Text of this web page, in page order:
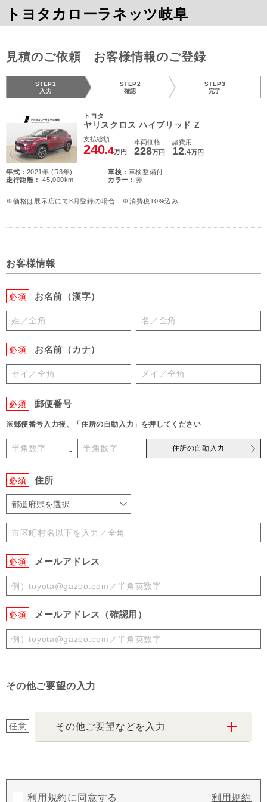
トヨタカローラネッツ岐阜
見積のご依頼 お客様情報のご登録
STEP1
入力
STEP2
確認
STEP3
完了
トヨタ
ヤリスクロス ハイブリッド Z
支払総額
240.4万円
車両価格
228万円
諸費用
12.4万円
年式 : 2021年 (R3年) 車検 : 車検整備付
走行距離 :
45,000km カラー : 赤
※価格は展示店にて8月登録の場合 ※消費税10%込み
お客様情報
必須 お名前（漢字）
必須 お名前（カナ）
必須 郵便番号
※郵便番号入力後、「住所の自動入力」を押してください
- 住所の自動入力
必須 住所
都道府県を選択
必須 メールアドレス
必須 メールアドレス（確認用）
その他ご要望の入力
任意 その他ご要望などを入力
利用規約に同意する 利用規約